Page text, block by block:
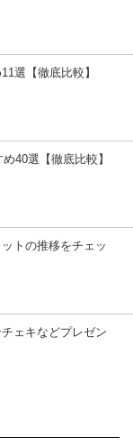
選【徹底比較】
40選【徹底比較】
トの推移をチェッ
ェキなどプレゼン